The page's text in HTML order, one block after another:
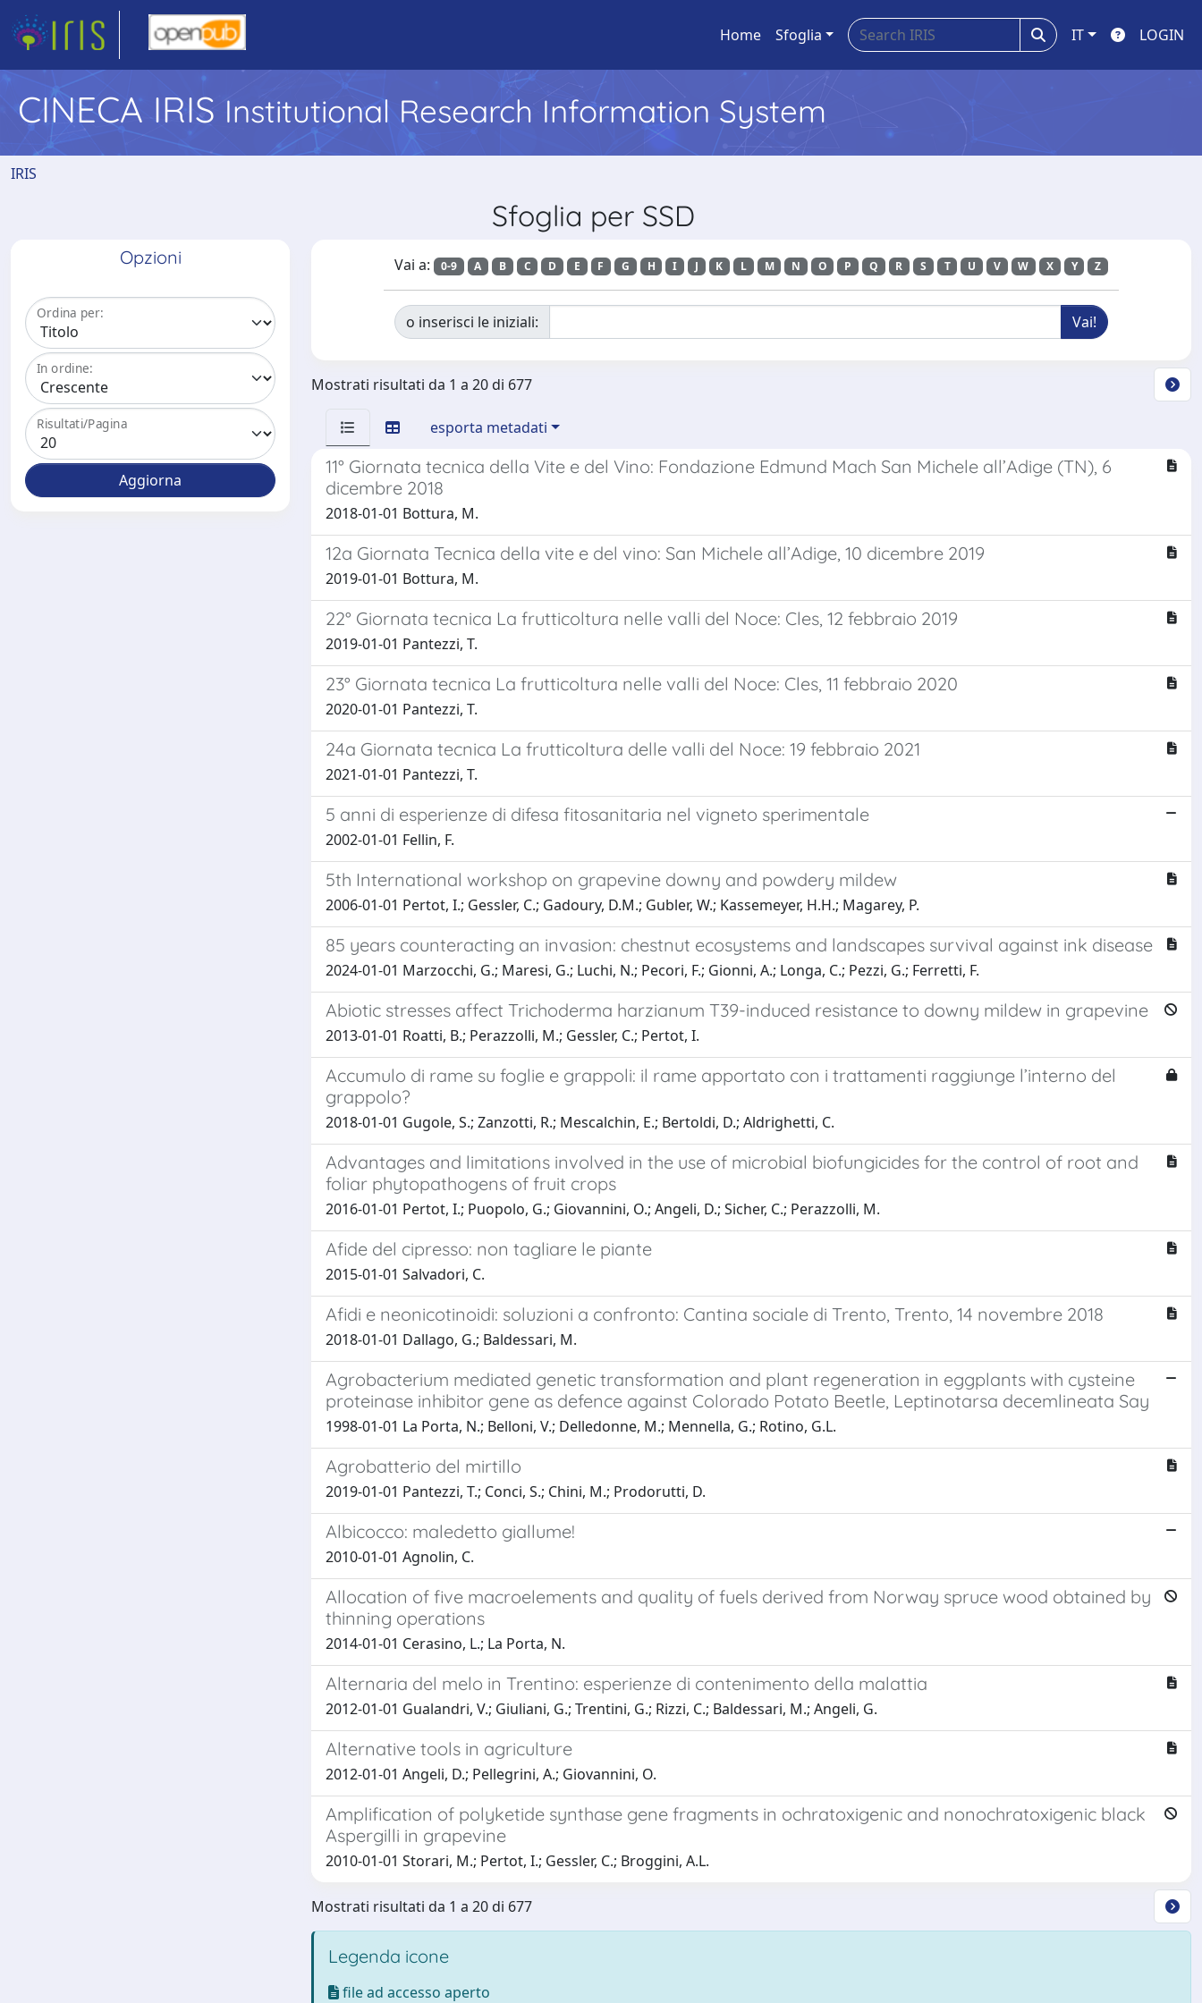
Home Sfoglia IT LOGIN
CINECA IRIS Institutional Research Information System
IRIS
Sfoglia per SSD
Opzioni
Ordina per:
In ordine:
Risultati/Pagina
Vai a: 0-9 A B C D E F G H I J K L M N O P Q R S T U V W X Y Z
o inserisci le iniziali:
Mostrati risultati da 1 a 20 di 677
esporta metadati
11° Giornata tecnica della Vite e del Vino: Fondazione Edmund Mach San Michele all’Adige (TN), 6
dicembre 2018
2018-01-01 Bottura, M.
12a Giornata Tecnica della vite e del vino: San Michele all’Adige, 10 dicembre 2019
2019-01-01 Bottura, M.
22° Giornata tecnica La frutticoltura nelle valli del Noce: Cles, 12 febbraio 2019
2019-01-01 Pantezzi, T.
23° Giornata tecnica La frutticoltura nelle valli del Noce: Cles, 11 febbraio 2020
2020-01-01 Pantezzi, T.
24a Giornata tecnica La frutticoltura delle valli del Noce: 19 febbraio 2021
2021-01-01 Pantezzi, T.
5 anni di esperienze di difesa fitosanitaria nel vigneto sperimentale
2002-01-01 Fellin, F.
5th International workshop on grapevine downy and powdery mildew
2006-01-01 Pertot, I.; Gessler, C.; Gadoury, D.M.; Gubler, W.; Kassemeyer, H.H.; Magarey, P.
85 years counteracting an invasion: chestnut ecosystems and landscapes survival against ink disease
2024-01-01 Marzocchi, G.; Maresi, G.; Luchi, N.; Pecori, F.; Gionni, A.; Longa, C.; Pezzi, G.; Ferretti, F.
Abiotic stresses affect Trichoderma harzianum T39-induced resistance to downy mildew in grapevine
2013-01-01 Roatti, B.; Perazzolli, M.; Gessler, C.; Pertot, I.
Accumulo di rame su foglie e grappoli: il rame apportato con i trattamenti raggiunge l’interno del
grappolo?
2018-01-01 Gugole, S.; Zanzotti, R.; Mescalchin, E.; Bertoldi, D.; Aldrighetti, C.
Advantages and limitations involved in the use of microbial biofungicides for the control of root and
foliar phytopathogens of fruit crops
2016-01-01 Pertot, I.; Puopolo, G.; Giovannini, O.; Angeli, D.; Sicher, C.; Perazzolli, M.
Afide del cipresso: non tagliare le piante
2015-01-01 Salvadori, C.
Afidi e neonicotinoidi: soluzioni a confronto: Cantina sociale di Trento, Trento, 14 novembre 2018
2018-01-01 Dallago, G.; Baldessari, M.
Agrobacterium mediated genetic transformation and plant regeneration in eggplants with cysteine
proteinase inhibitor gene as defence against Colorado Potato Beetle, Leptinotarsa decemlineata Say
1998-01-01 La Porta, N.; Belloni, V.; Delledonne, M.; Mennella, G.; Rotino, G.L.
Agrobatterio del mirtillo
2019-01-01 Pantezzi, T.; Conci, S.; Chini, M.; Prodorutti, D.
Albicocco: maledetto giallume!
2010-01-01 Agnolin, C.
Allocation of five macroelements and quality of fuels derived from Norway spruce wood obtained by
thinning operations
2014-01-01 Cerasino, L.; La Porta, N.
Alternaria del melo in Trentino: esperienze di contenimento della malattia
2012-01-01 Gualandri, V.; Giuliani, G.; Trentini, G.; Rizzi, C.; Baldessari, M.; Angeli, G.
Alternative tools in agriculture
2012-01-01 Angeli, D.; Pellegrini, A.; Giovannini, O.
Amplification of polyketide synthase gene fragments in ochratoxigenic and nonochratoxigenic black
Aspergilli in grapevine
2010-01-01 Storari, M.; Pertot, I.; Gessler, C.; Broggini, A.L.
Mostrati risultati da 1 a 20 di 677
Legenda icone
file ad accesso aperto